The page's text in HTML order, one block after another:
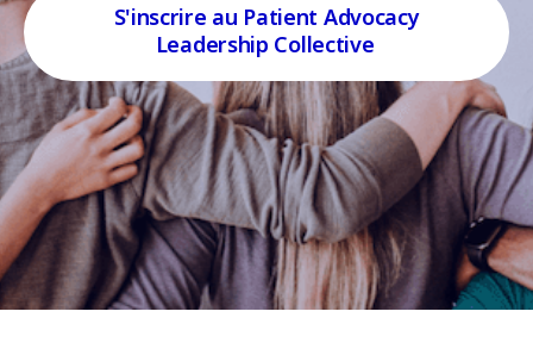
S'inscrire au Patient Advocacy
Leadership Collective